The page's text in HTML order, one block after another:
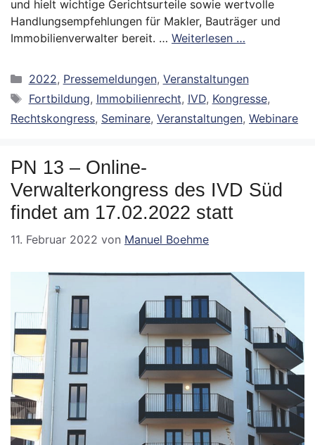
und hielt wichtige Gerichtsurteile sowie wertvolle
Handlungsempfehlungen für Makler, Bauträger und
Immobilienverwalter bereit. … Weiterlesen …
Kategorien
2022, Pressemeldungen, Veranstaltungen
Schlagwörter
Fortbildung, Immobilienrecht, IVD, Kongresse,
Rechtskongress, Seminare, Veranstaltungen, Webinare
PN 13 – Online-
Verwalterkongress des IVD Süd
findet am 17.02.2022 statt
11. Februar 2022 von Manuel Boehme